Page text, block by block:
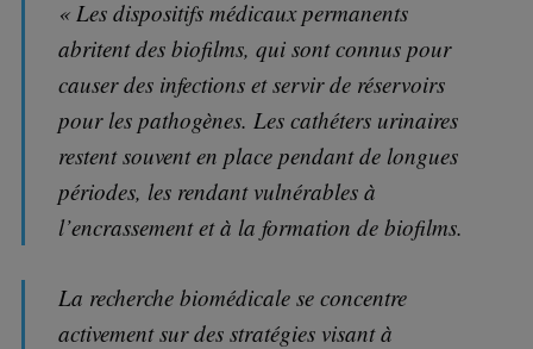
« Les dispositifs médicaux permanents
abritent des biofilms, qui sont connus pour
causer des infections et servir de réservoirs
pour les pathogènes. Les cathéters urinaires
restent souvent en place pendant de longues
périodes, les rendant vulnérables à
l’encrassement et à la formation de biofilms.
La recherche biomédicale se concentre
activement sur des stratégies visant à